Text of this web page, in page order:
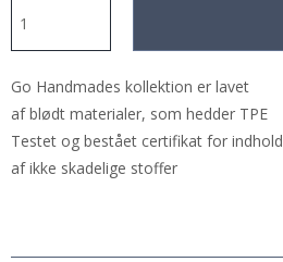
Go Handmades kollektion er lavet
af blødt materialer, som hedder TPE
Testet og bestået certifikat for indhold
af ikke skadelige stoffer